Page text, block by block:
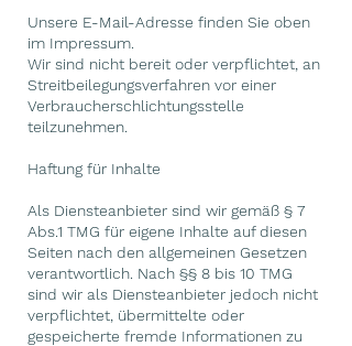
Unsere E-Mail-Adresse finden Sie oben
im Impressum.
Wir sind nicht bereit oder verpflichtet, an
Streitbeilegungsverfahren vor einer
Verbraucherschlichtungsstelle
teilzunehmen.
Haftung für Inhalte
Als Diensteanbieter sind wir gemäß § 7
Abs.1 TMG für eigene Inhalte auf diesen
Seiten nach den allgemeinen Gesetzen
verantwortlich. Nach §§ 8 bis 10 TMG
sind wir als Diensteanbieter jedoch nicht
verpflichtet, übermittelte oder
gespeicherte fremde Informationen zu